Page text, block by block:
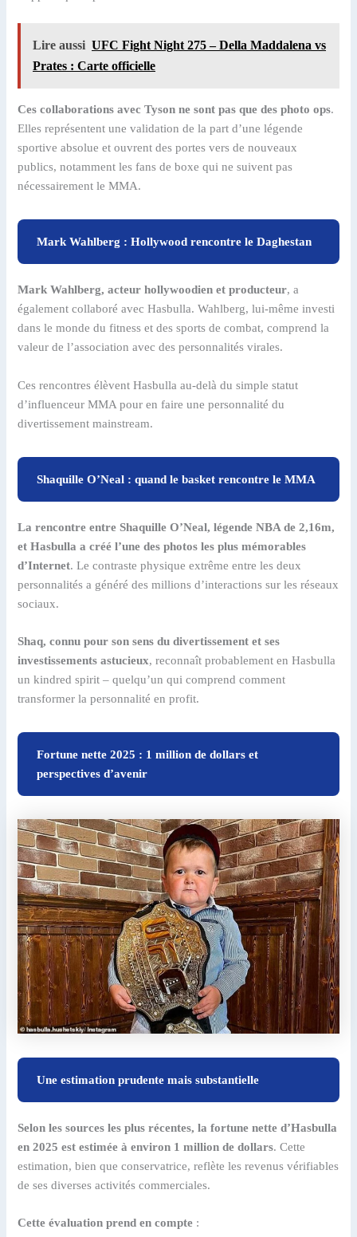
Lire aussi UFC Fight Night 275 – Della Maddalena vs
Prates : Carte officielle
Ces collaborations avec Tyson ne sont pas que des photo ops.
Elles représentent une validation de la part d’une légende
sportive absolue et ouvrent des portes vers de nouveaux
publics, notamment les fans de boxe qui ne suivent pas
nécessairement le MMA.
Mark Wahlberg : Hollywood rencontre le Daghestan
Mark Wahlberg, acteur hollywoodien et producteur, a
également collaboré avec Hasbulla. Wahlberg, lui-même investi
dans le monde du fitness et des sports de combat, comprend la
valeur de l’association avec des personnalités virales.
Ces rencontres élèvent Hasbulla au-delà du simple statut
d’influenceur MMA pour en faire une personnalité du
divertissement mainstream.
Shaquille O’Neal : quand le basket rencontre le MMA
La rencontre entre Shaquille O’Neal, légende NBA de 2,16m,
et Hasbulla a créé l’une des photos les plus mémorables
d’Internet. Le contraste physique extrême entre les deux
personnalités a généré des millions d’interactions sur les réseaux
sociaux.
Shaq, connu pour son sens du divertissement et ses
investissements astucieux, reconnaît probablement en Hasbulla
un kindred spirit – quelqu’un qui comprend comment
transformer la personnalité en profit.
Fortune nette 2025 : 1 million de dollars et
perspectives d’avenir
Une estimation prudente mais substantielle
Selon les sources les plus récentes, la fortune nette d’Hasbulla
en 2025 est estimée à environ 1 million de dollars. Cette
estimation, bien que conservatrice, reflète les revenus vérifiables
de ses diverses activités commerciales.
Cette évaluation prend en compte :